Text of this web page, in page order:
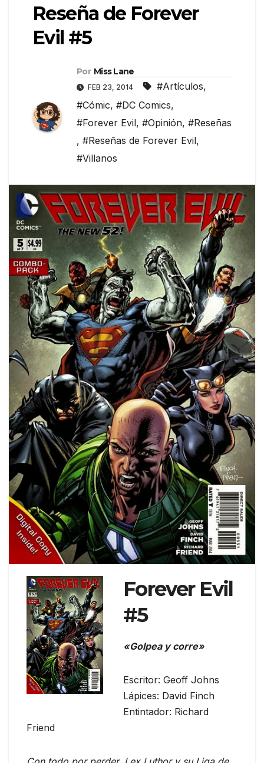
Reseña de Forever
Evil #5
Por Miss Lane
FEB 23, 2014 #Artículos,
#Cómic, #DC Comics,
#Forever Evil, #Opinión, #Reseñas
, #Reseñas de Forever Evil,
#Villanos
Forever Evil
#5
«Golpea y corre»
Escritor: Geoff Johns
Lápices: David Finch
Entintador: Richard
Friend